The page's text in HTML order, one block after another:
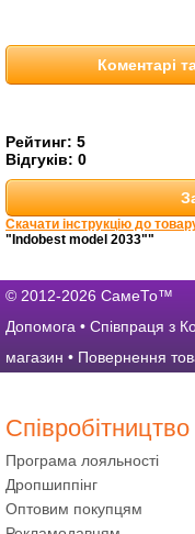
Коментарі
Рейтинг: 5
Відгуків: 0
Скачати інструкцію до
"Indobest model 2033""
© 2012-2026 СамеТо™
Допомога • Співпраця з
магазин • Повернення
Програма лояльності
Дропшиппінг
Оптовим покупцям